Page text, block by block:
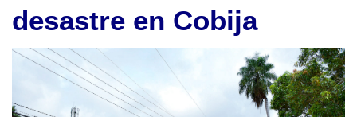
desastre en Cobija